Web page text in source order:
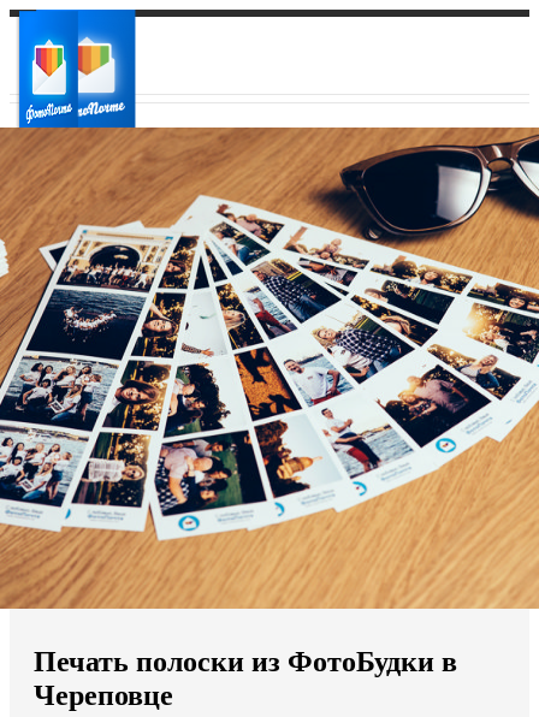
Ваш город:
Ваш регион доставки
Выберите из списка:
Мы доставляем по всему миру
Продолжить без города
Печать полоски из ФотоБудки в
Череповце